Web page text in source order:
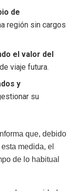
de
región sin cargos
el valor del
viaje futura.
y
su
que, debido
medida, el
de lo habitual